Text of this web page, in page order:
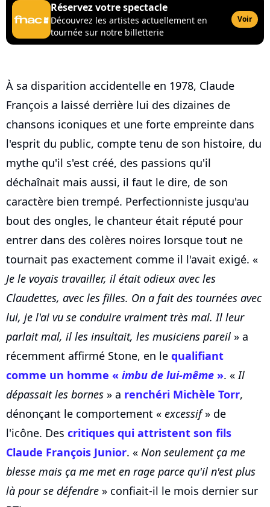
Réservez votre spectacle
Découvrez les artistes actuellement en
tournée sur notre billetterie
Voir
À sa disparition accidentelle en 1978, Claude
François a laissé derrière lui des dizaines de
chansons iconiques et une forte empreinte dans
l'esprit du public, compte tenu de son histoire, du
mythe qu'il s'est créé, des passions qu'il
déchaînait mais aussi, il faut le dire, de son
caractère bien trempé. Perfectionniste jusqu'au
bout des ongles, le chanteur était réputé pour
entrer dans des colères noires lorsque tout ne
tournait pas exactement comme il l'avait exigé. «
Je le voyais travailler, il était odieux avec les
Claudettes, avec les filles. On a fait des tournées avec
lui, je l'ai vu se conduire vraiment très mal. Il leur
parlait mal, il les insultait, les musiciens pareil » a
récemment affirmé Stone, en le qualifiant
comme un homme « imbu de lui-même ». «Il
dépassait les bornes » a renchéri Michèle Torr,
dénonçant le comportement « excessif» de
l'icône. Des critiques qui attristent son fils
Claude François Junior. « Non seulement ça me
blesse mais ça me met en rage parce qu'il n'est plus
là pour se défendre » confiait-il le mois dernier sur